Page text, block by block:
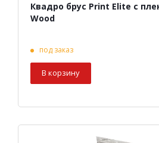
Квадро брус Print Elite с
Wood
под заказ
В корзину